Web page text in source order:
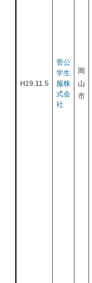
H19.11.5
菅公
学生
服株
式会
社
岡
山
市